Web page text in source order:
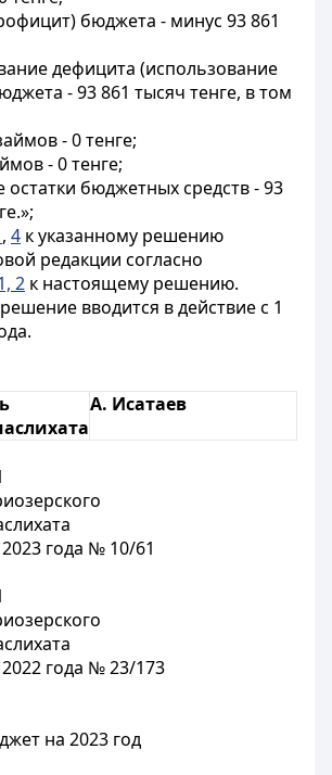
бюджета - минус 93 861
дефицита (использование
- 93 861 тысяч тенге, в том
- 0 тенге;
- 0 тенге;
остатки бюджетных средств - 93
, 4 к указанному решению
редакции согласно
2 к настоящему решению.
вводится в действие с 1
А. Исатаев
года № 10/61
года № 23/173
на 2023 год